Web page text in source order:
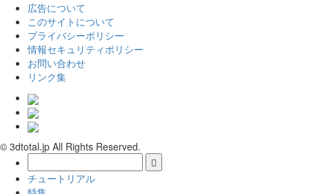
広告について
このサイトについて
プライバシーポリシー
情報セキュリティポリシー
お問い合わせ
リンク集
© 3dtotal.jp All Rights Reserved.
チュートリアル